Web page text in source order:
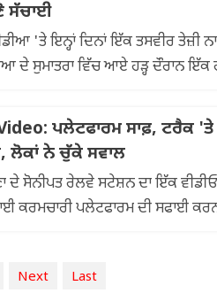
ਸੱਚਾਈ
'ਤੇ ਇਨ੍ਹਾਂ ਦਿਨਾਂ ਇੱਕ ਤਸਵੀਰ ਤੇਜ਼ੀ
ਦੇ ਸੁਮਾਤਰਾ ਵਿੱਚ ਆਏ ਹੜ੍ਹ ਦੌਰਾਨ ਇੱਕ
ਪਲੇਟਫਾਰਮ ਸਾਫ਼, ਟਰੈਕ
ਲੋਕਾਂ ਨੇ ਚੁੱਕੇ ਸਵਾਲ
ਦੇ ਸੋਨੀਪਤ ਰੇਲਵੇ ਸਟੇਸ਼ਨ ਦਾ ਇੱਕ
ਕਰਮਚਾਰੀ ਪਲੇਟਫਾਰਮ ਦੀ ਸਫਾਈ
Next Last